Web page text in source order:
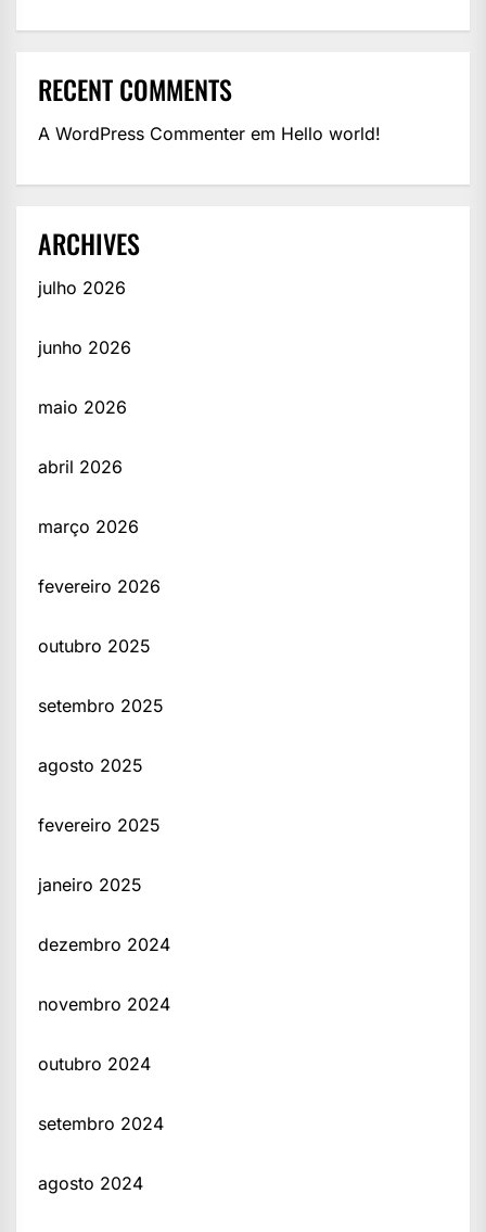
RECENT COMMENTS
A WordPress Commenter em Hello world!
ARCHIVES
julho 2026
junho 2026
maio 2026
abril 2026
março 2026
fevereiro 2026
outubro 2025
setembro 2025
agosto 2025
fevereiro 2025
janeiro 2025
dezembro 2024
novembro 2024
outubro 2024
setembro 2024
agosto 2024